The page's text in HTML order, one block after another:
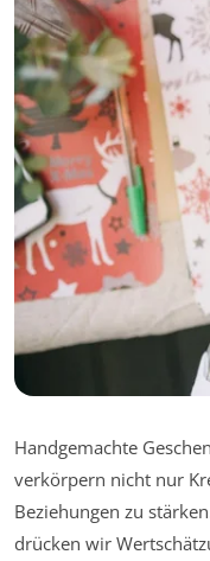
Handgemachte
verkörpern nicht nur
Beziehungen zu
drücken wir